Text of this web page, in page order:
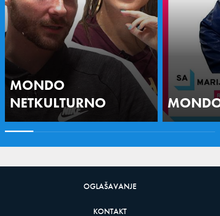
MONDO
NETKULTURNO
OGLAŠAVANJE
KONTAKT